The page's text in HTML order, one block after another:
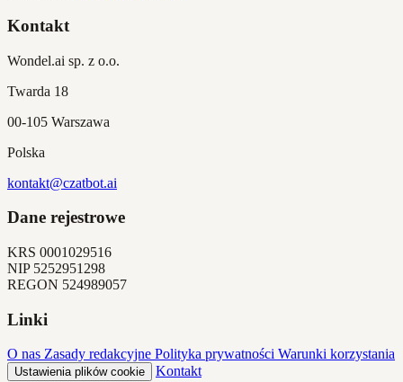
Kontakt
Wondel.ai sp. z o.o.
Twarda 18
00-105 Warszawa
Polska
kontakt@czatbot.ai
Dane rejestrowe
KRS 0001029516
NIP 5252951298
REGON 524989057
Linki
O nas Zasady redakcyjne Polityka prywatności Warunki korzystania
Ustawienia plików cookie Kontakt